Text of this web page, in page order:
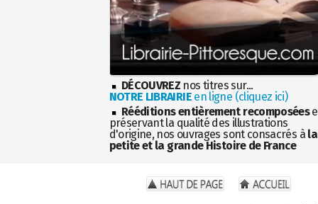
DÉCOUVREZ nos titres sur...
NOTRE LIBRAIRIEen ligne (cliquez ici)
Rééditions entièrement recomposées
préservant la qualité des illustrations
d'origine, nos ouvrages sont consacrés à la
petite et la grande Histoire de France